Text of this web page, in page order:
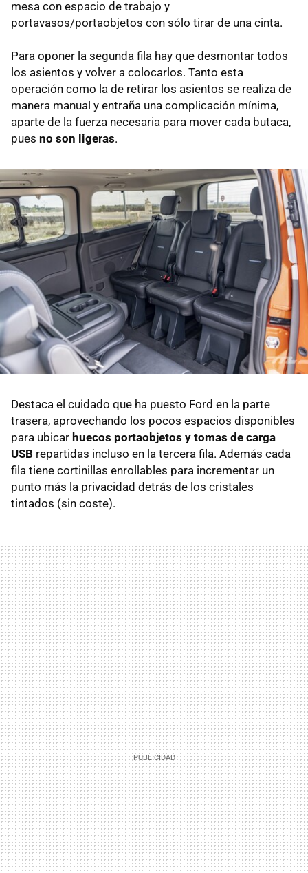
mesa con espacio de trabajo y
portavasos/portaobjetos con sólo tirar de una cinta.
Para oponer la segunda fila hay que desmontar todos
los asientos y volver a colocarlos. Tanto esta
operación como la de retirar los asientos se realiza de
manera manual y entraña una complicación mínima,
aparte de la fuerza necesaria para mover cada butaca,
pues no son ligeras.
Destaca el cuidado que ha puesto Ford en la parte
trasera, aprovechando los pocos espacios disponibles
para ubicar huecos portaobjetos y tomas de carga
USB repartidas incluso en la tercera fila. Además cada
fila tiene cortinillas enrollables para incrementar un
punto más la privacidad detrás de los cristales
tintados (sin coste).